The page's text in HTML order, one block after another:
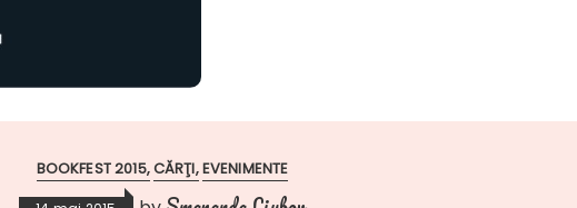
BOOKFEST 2015 CĂRŢI EVENIMENTE